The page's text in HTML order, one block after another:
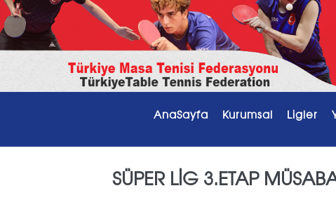
AnaSayfa Kurumsal Ligler
SÜPER LİG 3.ETAP